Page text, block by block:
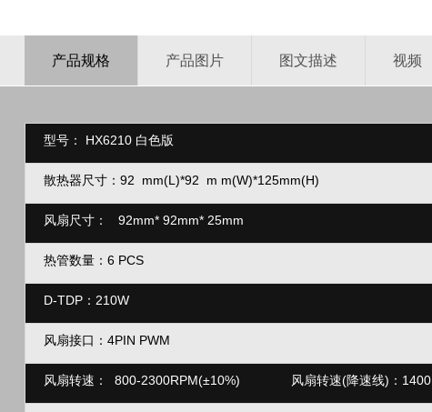
产品规格 产品图片 图文描述 视频
型号： HX6210 白色版
散热器尺寸：92 mm(L)*92 m m(W)*125mm(H)
风扇尺寸： 92mm* 92mm* 25mm
热管数量：6 PCS
D-TDP：210W
风扇接口：4PIN PWM
风扇转速： 800-2300RPM(±10%) 风扇转速(降速线) ：1400